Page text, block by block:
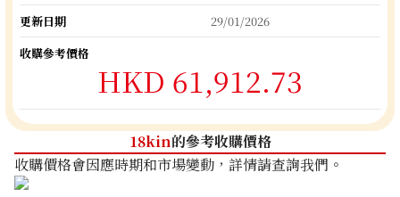
更新日期
29/01/2026
收購參考價格
HKD 61,912.73
18kin的參考收購價格
收購價格會因應時期和市場變動，詳情請查詢我們。